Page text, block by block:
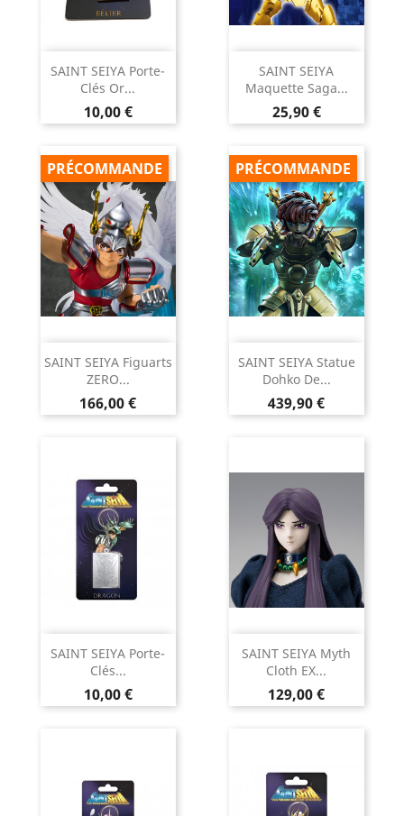
SAINT SEIYA Porte-
Clés Or...
Prix
10,00 €
SAINT SEIYA
Maquette Saga...
Prix
25,90 €
SAINT SEIYA Figuarts
ZERO...
Prix
166,00 €
PRÉCOMMANDE
SAINT SEIYA Statue
Dohko De...
Prix
439,90 €
PRÉCOMMANDE
SAINT SEIYA Porte-
Clés...
Prix
10,00 €
SAINT SEIYA Myth
Cloth EX...
Prix
129,00 €